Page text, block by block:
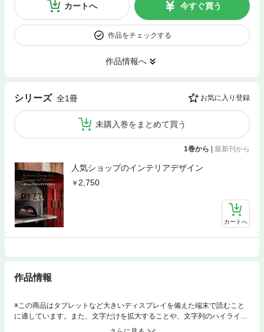
カートへ 今すぐ買う
作品をチェックする
作品情報へ
シリーズ 全1冊 お気に入り登録
未購入巻をまとめて買う
1巻から | 最新刊から
人気ショップのインテリアデザイン
2,750
カートへ
作品情報
※この商品はタブレットなど大きいディスプレイを備えた端末で読むこと
に適しています。また、文字だけを拡大することや、文字列のハイライ
ト、検索、辞書の参照、引用などの機能が使用できません。本書は、デザ